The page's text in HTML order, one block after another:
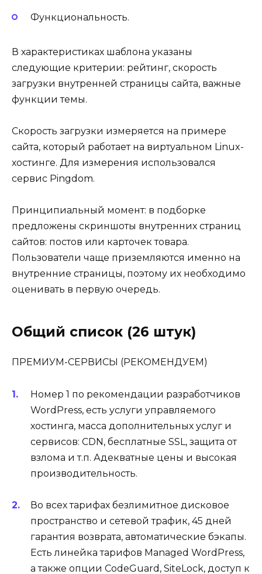
Функциональность.
В характеристиках шаблона указаны
следующие критерии: рейтинг, скорость
загрузки внутренней страницы сайта, важные
функции темы.
Скорость загрузки измеряется на примере
сайта, который работает на виртуальном Linux-
хостинге. Для измерения использовался
сервис Pingdom.
Принципиальный момент: в подборке
предложены скриншоты внутренних страниц
сайтов: постов или карточек товара.
Пользователи чаще приземляются именно на
внутренние страницы, поэтому их необходимо
оценивать в первую очередь.
Общий список (26 штук)
ПРЕМИУМ-СЕРВИСЫ (РЕКОМЕНДУЕМ)
Номер 1 по рекомендации разработчиков
WordPress, есть услуги управляемого
хостинга, масса дополнительных услуг и
сервисов: CDN, бесплатные SSL, защита от
взлома и т.п. Адекватные цены и высокая
производительность.
Во всех тарифах безлимитное дисковое
пространство и сетевой трафик, 45 дней
гарантия возврата, автоматические бэкапы.
Есть линейка тарифов Managed WordPress,
а также опции CodeGuard, SiteLock, доступ к